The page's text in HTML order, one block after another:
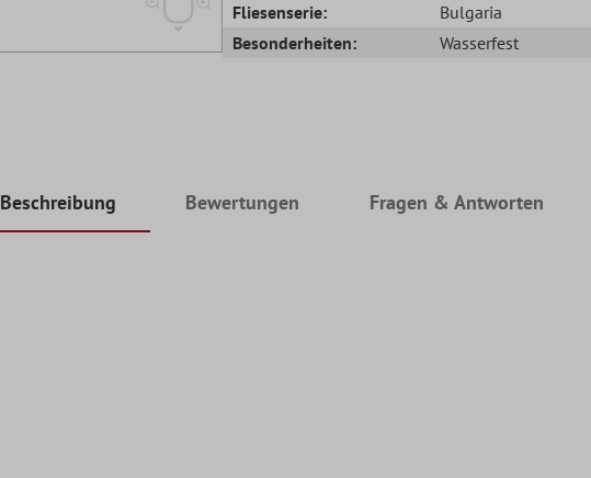
Fliesenserie:
Bulgaria
Besonderheiten:
Wasserfest
Beschreibung Bewertungen Fragen & Antworten